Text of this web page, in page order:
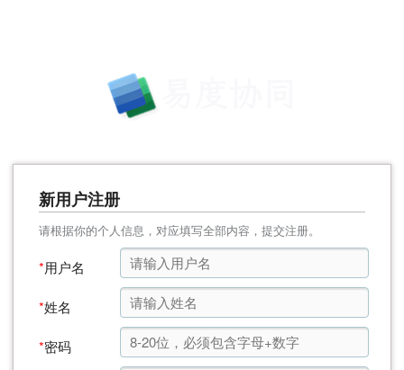
新用户注册
请根据你的个人信息，对应填写全部内容，提交注册。
*用户名
*姓名
*密码